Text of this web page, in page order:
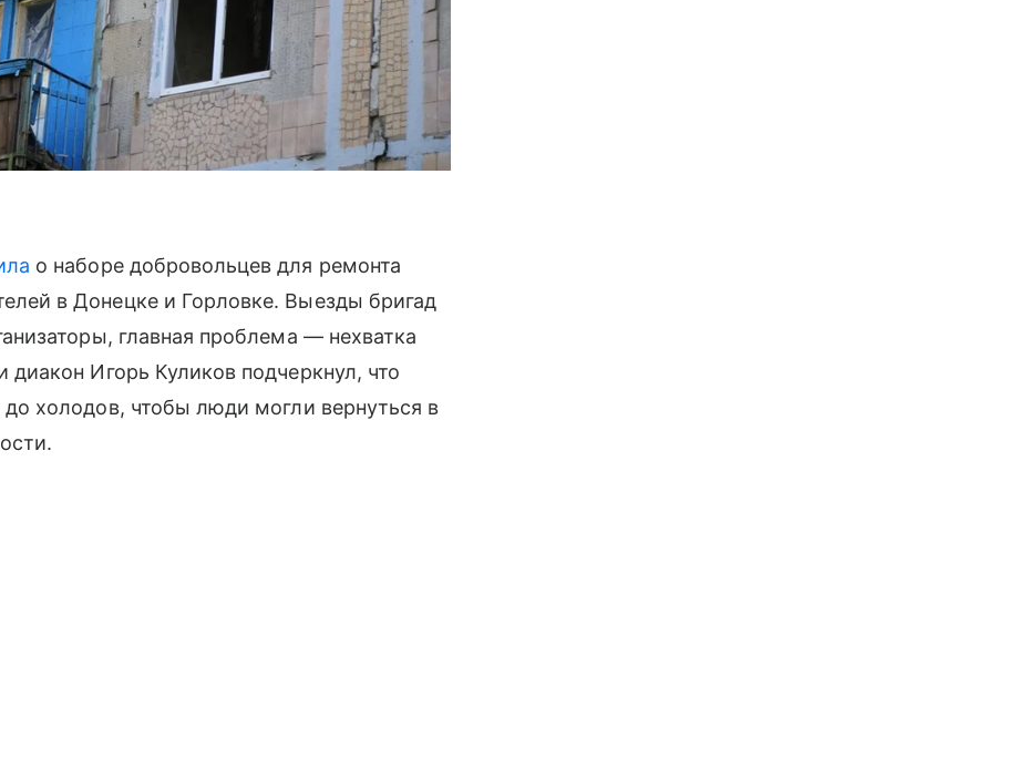
о наборе добровольцев для ремонта
в Донецке и Горловке. Выезды бригад
главная проблема — нехватка
Игорь Куликов подчеркнул, что
холодов, чтобы люди могли вернуться в